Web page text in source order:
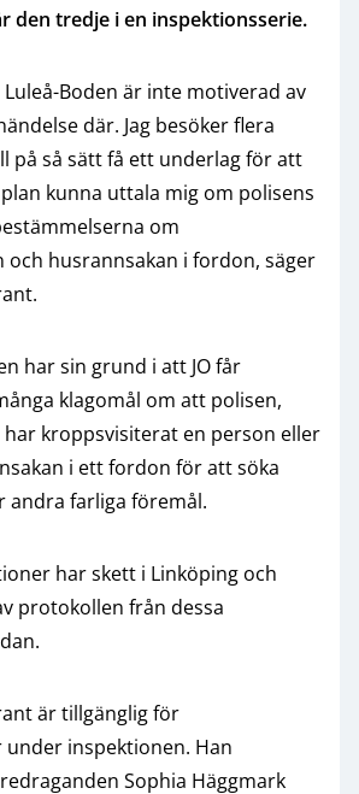
den tredje i en inspektionsserie.
Boden är inte motiverad av
där. Jag besöker flera
på så sätt få ett underlag för att
kunna uttala mig om polisens
om
husrannsakan i fordon, säger
har sin grund i att JO får
klagomål om att polisen,
kroppsvisiterat en person eller
i ett fordon för att söka
andra farliga föremål.
har skett i Linköping och
protokollen från dessa
är tillgänglig för
inspektionen. Han
Sophia Häggmark